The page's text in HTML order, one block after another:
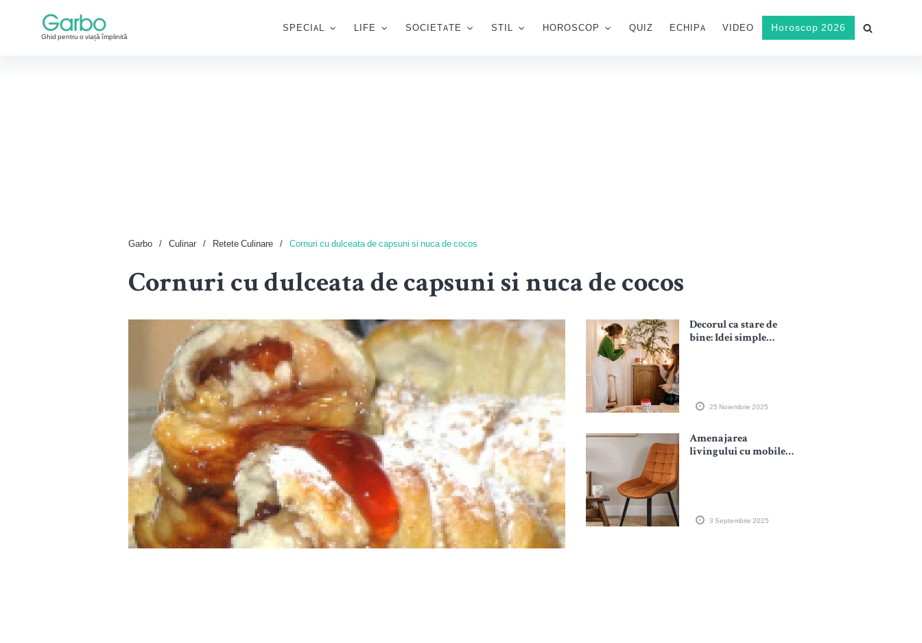
Ghid pentru o viață împlinită
SPECIAL LIFE SOCIETATE STIL HOROSCOP QUIZ ECHIPA VIDEO Horoscop 2026
Garbo Culinar Retete Culinare Cornuri cu dulceata de capsuni si nuca de cocos
Cornuri cu dulceata de capsuni si nuca de cocos
Decorul ca stare de
bine: Idei simple
25 Noiembrie 2025
Amenajarea
livingului cu mobiler
3 Septembrie 2025